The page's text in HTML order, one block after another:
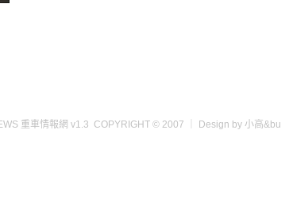
重車情報網 v1.3 COPYRIGHT © 2007 ｜ Design by 小高&bu